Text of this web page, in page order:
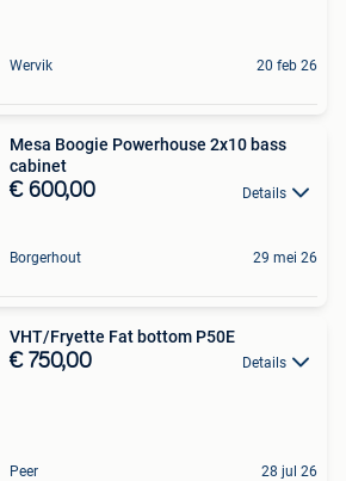
Wervik 20 feb 26
Mesa Boogie Powerhouse 2x10 bass
cabinet
€ 600,00 Details
Borgerhout 29 mei 26
VHT/Fryette Fat bottom P50E
€ 750,00 Details
Peer 28 jul 26